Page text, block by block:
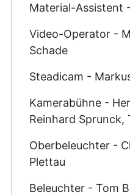
Material-Assistent
Video-Operator -
Schade
Steadicam -
Kamerabühne -
Reinhard Sprunck,
Oberbeleuchter -
Plettau
Beleuchter - Tom